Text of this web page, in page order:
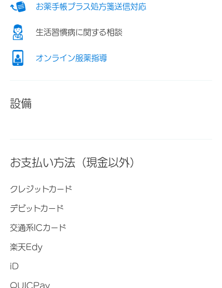
お薬手帳プラス処方箋送信対応
生活習慣病に関する相談
オンライン服薬指導
設備
お支払い方法（現金以外）
クレジットカード
デビットカード
交通系ICカード
楽天Edy
iD
QUICPay